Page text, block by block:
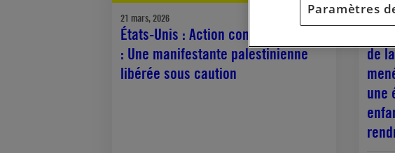
21 mars, 2026
États-Unis : Action complémentaire
: Une manifestante palestinienne
libérée sous caution
de
une
Paramètres